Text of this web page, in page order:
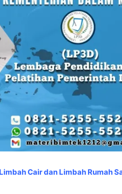
Cair dan Limbah Rumah